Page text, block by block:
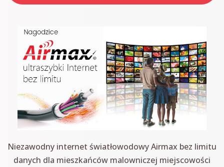
Niezawodny internet światłowodowy Airmax bez limitu
danych dla mieszkańców malowniczej miejscowości